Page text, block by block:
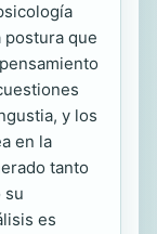
postura que
y los
en la
tanto
su
es